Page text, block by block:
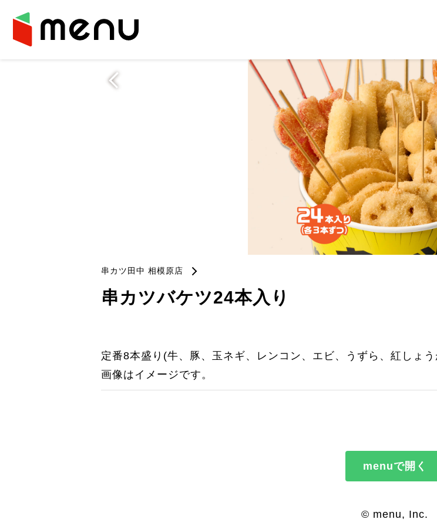
串カツ田中 相模原店
串カツバケツ24本入り
定番8本盛り(牛、豚、玉ネギ、レンコン、エビ、うずら、紅しょ
画像はイメージです。
menuで開く
© menu, Inc.